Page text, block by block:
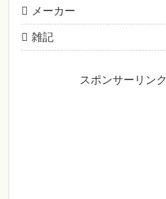
メーカー
雑記
スポンサーリンク